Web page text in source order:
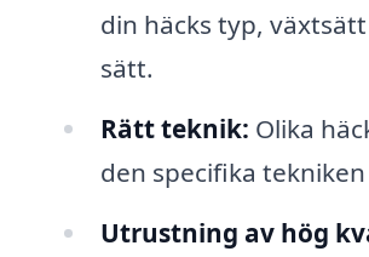
din häcks typ,
sätt.
Rätt teknik: Olika
den specifika
Utrustning av hög